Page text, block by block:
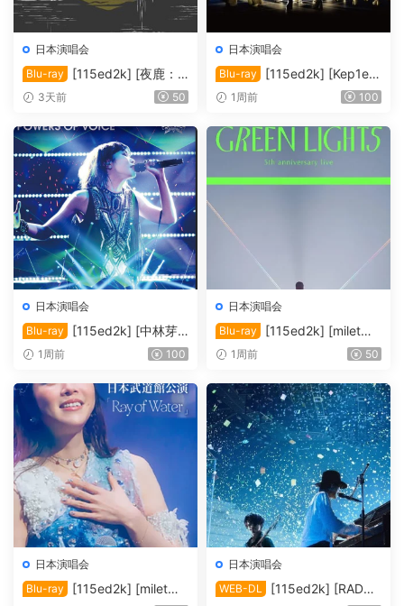
日本演唱会
Blu-ray
[115ed2k] [夜鹿：2
022「月光」演唱会][MKV/1
AC2.0.x264]
3天前 50
日本演唱会
Blu-ray
[115ed2k] [Kep1er
日本演唱会2024][ISO/42.36
1周前 100
日本演唱会
Blu-ray
[115ed2k] [中林芽
依-2016纪念演唱会][ISO/39.
1周前 100
日本演唱会
Blu-ray
[115ed2k] [milet：
出道五周年纪念演唱会「GRE
节]][MKV/5.71 GiB]
1周前 50
日本演唱会
Blu-ray
[115ed2k] [milet日
日本演唱会
WEB-DL
[115ed2k] [RADWI